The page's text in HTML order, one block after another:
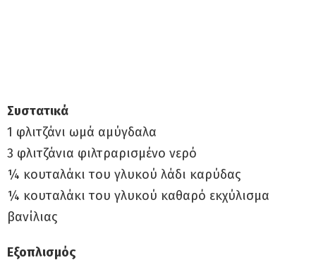
Συστατικά
1 φλιτζάνι ωμά αμύγδαλα
3 φλιτζάνια φιλτραρισμένο νερό
¼ κουταλάκι του γλυκού λάδι καρύδας
¼ κουταλάκι του γλυκού καθαρό εκχύλισμα
βανίλιας
Εξοπλισμός